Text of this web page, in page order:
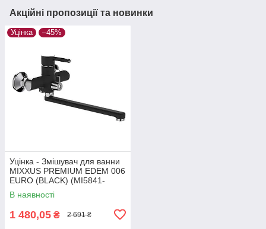
Акційні пропозиції та новинки
Уцінка –45%
Уцінка - Змішувач для ванни
MIXXUS PREMIUM EDEM 006
EURO (BLACK) (MI5841-
20260622-8040)
В наявності
1 480,05 ₴ 2 691 ₴